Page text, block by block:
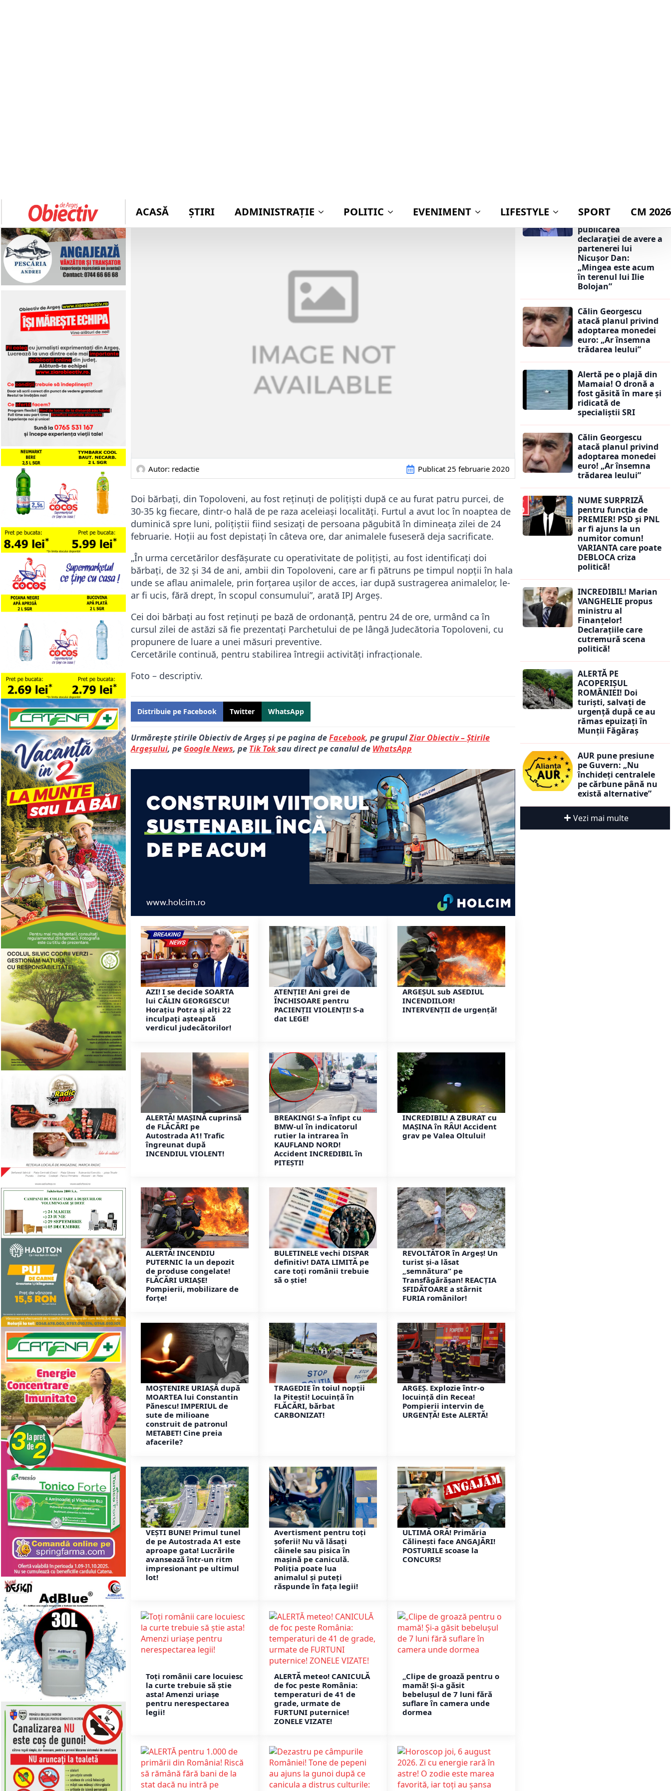
Autor: redactie Publicat 25 februarie 2020
Doi bărbați, din Topoloveni, au fost reținuți de polițiști după ce au furat patru purcei, de
30-35 kg fiecare, dintr-o hală de pe raza aceleiași localități. Furtul a avut loc în noaptea de
duminică spre luni, polițiștii fiind sesizați de persoana păgubită în dimineața zilei de 24
februarie. Hoții au fost depistați în câteva ore, dar animalele fuseseră deja sacrificate.
„În urma cercetărilor desfășurate cu operativitate de polițiști, au fost identificați doi
bărbați, de 32 și 34 de ani, ambii din Topoloveni, care ar fi pătruns pe timpul nopții în hala
unde se aflau animalele, prin forțarea ușilor de acces, iar după sustragerea animalelor, le-
ar fi ucis, fără drept, în scopul consumului”, arată IPJ Argeș.
Cei doi bărbați au fost reținuți pe bază de ordonanță, pentru 24 de ore, urmând ca în
cursul zilei de astăzi să fie prezentați Parchetului de pe lângă Judecătoria Topoloveni, cu
propunere de luare a unei măsuri preventive.
Cercetările continuă, pentru stabilirea întregii activități infracționale.
Foto – descriptiv.
Distribuie pe Facebook Twitter WhatsApp
Urmărește știrile Obiectiv de Argeș și pe pagina deFacebook, pe grupulZiar Obiectiv – Știrile
Argeșului, pe Google News, pe Tik Toksau direct pe canalul de WhatsApp
AZI! I se decide SOARTA
lui CĂLIN GEORGESCU!
Horațiu Potra și alți 22
inculpați așteaptă
verdicul judecătorilor!
ATENȚIE! Ani grei de
ÎNCHISOARE pentru
PACIENȚII VIOLENȚI! S-a
dat LEGE!
ARGEȘUL sub ASEDIUL
INCENDIILOR!
INTERVENȚII de urgență!
ALERTĂ! MAȘINĂ cuprinsă
de FLĂCĂRI pe
Autostrada A1! Trafic
îngreunat după
INCENDIUL VIOLENT!
BREAKING! S-a înfipt cu
BMW-ul în indicatorul
rutier la intrarea în
KAUFLAND NORD!
Accident INCREDIBIL în
PITEȘTI!
INCREDIBIL! A ZBURAT cu
MAȘINA în RÂU! Accident
grav pe Valea Oltului!
ALERTĂ! INCENDIU
PUTERNIC la un depozit
de produse congelate!
FLĂCĂRI URIAȘE!
Pompierii, mobilizare de
forțe!
BULETINELE vechi DISPAR
definitiv! DATA LIMITĂ pe
care toți românii trebuie
să o știe!
REVOLTĂTOR în Argeș! Un
turist și-a lăsat
„semnătura” pe
Transfăgărășan! REACȚIA
SFIDĂTOARE a stârnit
FURIA românilor!
MOȘTENIRE URIAȘĂ după
MOARTEA lui Constantin
Pănescu! IMPERIUL de
sute de milioane
construit de patronul
METABET! Cine preia
afacerile?
TRAGEDIE în toiul nopții
la Pitești! Locuință în
FLĂCĂRI, bărbat
CARBONIZAT!
ARGEȘ. Explozie într-o
locuință din Recea!
Pompierii intervin de
URGENȚĂ! Este ALERTĂ!
VEȘTI BUNE! Primul tunel
de pe Autostrada A1 este
aproape gata! Lucrările
avansează într-un ritm
impresionant pe ultimul
lot!
Avertisment pentru toți
șoferii! Nu vă lăsați
câinele sau pisica în
mașină pe caniculă.
Poliția poate lua
animalul și puteți
răspunde în fața legii!
ULTIMĂ ORĂ! Primăria
Călinești face ANGAJĂRI!
POSTURILE scoase la
CONCURS!
Toți românii care locuiesc
la curte trebuie să știe
asta! Amenzi uriașe
pentru nerespectarea
legii!
ALERTĂ meteo! CANICULĂ
de foc peste România:
temperaturi de 41 de
grade, urmate de
FURTUNI puternice!
ZONELE VIZATE!
„Clipe de groază pentru o
mamă! Și-a găsit
bebelușul de 7 luni fără
suflare în camera unde
dormea
Victor Ciutacu! Mesaj
publicarea
declarației de avere a
partenerei lui
Nicușor Dan:
„Mingea este acum
în terenul lui Ilie
Bolojan”
Călin Georgescu
atacă planul privind
adoptarea monedei
euro: „Ar însemna
trădarea leului”
Alertă pe o plajă din
Mamaia! O dronă a
fost găsită în mare și
ridicată de
specialiștii SRI
Călin Georgescu
atacă planul privind
adoptarea monedei
euro! „Ar însemna
trădarea leului”
NUME SURPRIZĂ
pentru funcția de
PREMIER! PSD și PNL
ar fi ajuns la un
numitor comun!
VARIANTA care poate
DEBLOCA criza
politică!
INCREDIBIL! Marian
VANGHELIE propus
ministru al
Finanțelor!
Declarațiile care
cutremură scena
politică!
ALERTĂ PE
ACOPERIȘUL
ROMÂNIEI! Doi
turiști, salvați de
urgență după ce au
rămas epuizați în
Munții Făgăraș
AUR pune presiune
pe Guvern: „Nu
închideți centralele
pe cărbune până nu
există alternative”
Vezi mai multe